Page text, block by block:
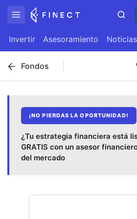
Invertir Asesoramiento Noticias
Fondos
¡NO PIERDAS LA OPORTUNIDAD!
¿Tu estrategia financiera está
GRATIS con un asesor
del mercado